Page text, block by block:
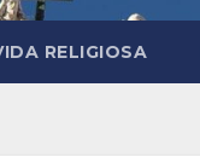
RELIGIOSA